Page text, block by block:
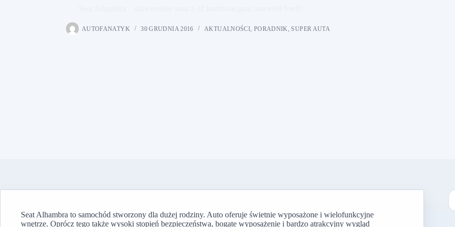
AUTOFANATYK 30 GRUDNIA 2016 AKTUALNOŚCI PORADNIK ,SUPER AUTA
Seat Alhambra to samochód stworzony dla dużej rodziny. Auto oferuje świetnie wyposażone i wielofunkcyjne
wnętrze. Oprócz tego także wysoki stopień bezpieczeństwa, bogate wyposażenie i bardzo atrakcyjny wygląd